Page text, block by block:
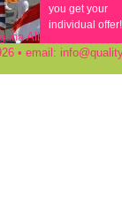
you get your
individual offer!
Albastra 50 • RO-
• email: info